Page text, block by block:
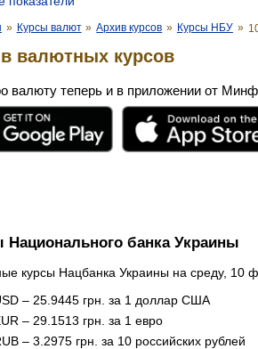
» Курсы валют » Архив курсов » Курсы НБУ »
валютных курсов
валюту теперь и в приложении от
Национального банка Украины
курсы Нацбанка Украины на среду, 10
– 25.9445 грн. за 1 доллар США
– 29.1513 грн. за 1 евро
– 3.2975 грн. за 10 российских рублей